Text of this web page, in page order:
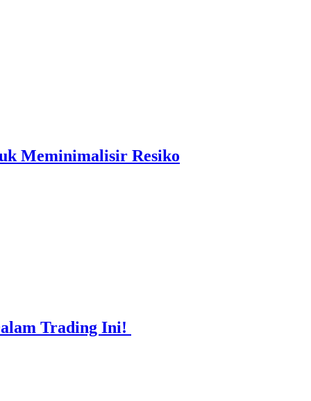
Meminimalisir Resiko
Trading Ini!